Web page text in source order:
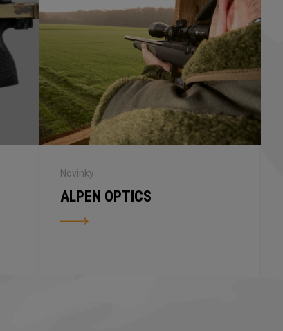
Novinky
ALPEN OPTICS